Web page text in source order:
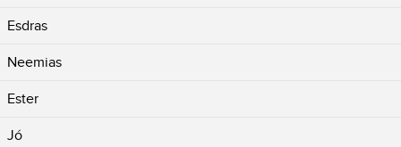
Esdras
Neemias
Ester
Jó